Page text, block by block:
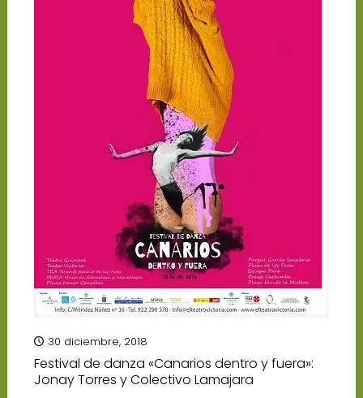
30 diciembre, 2018
Festival de danza «Canarios dentro y fuera»:
Jonay Torres y Colectivo Lamajara